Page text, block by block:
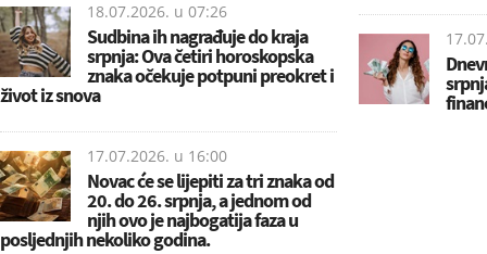
18.07.2026. u 07:26
Sudbina ih nagrađuje do kraja
srpnja: Ova četiri horoskopska
znaka očekuje potpuni preokret i
život iz snova
17.07.2026. u 16:00
Novac će se lijepiti za tri znaka od
20. do 26. srpnja, a jednom od
njih ovo je najbogatija faza u
posljednjih nekoliko godina.